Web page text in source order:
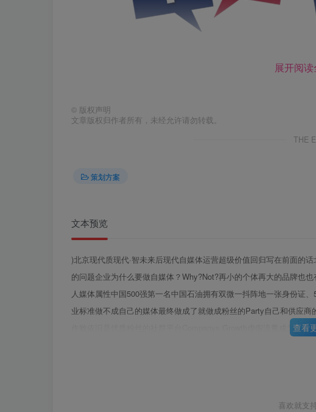
展开阅
© 版权声明
文章版权归作者所有，未经允许请勿转载。
THE
策划方案
文本预览
)北京现代质现代·智未来后现代自媒体运营超级价值回归写在前面的
的问题企业为什么要做自媒体？Why?Not?再小的个体再大的品牌也
人媒体属性中国500强第一名中国石油拥有双微一抖阵地一张身份证
业标准做不成自己的媒体最终做成了就做成粉丝的Party自己和供应
作败依旧是优质粉丝的社群平台Companys Growth虚假流量成为甲
查看
喜欢就支